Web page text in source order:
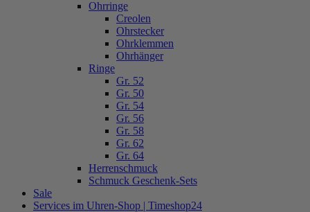
Ohrringe
Creolen
Ohrstecker
Ohrklemmen
Ohrhänger
Ringe
Gr. 52
Gr. 50
Gr. 54
Gr. 56
Gr. 58
Gr. 62
Gr. 64
Herrenschmuck
Schmuck Geschenk-Sets
Sale
Services im Uhren-Shop | Timeshop24